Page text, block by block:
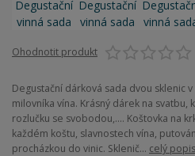
Ohodnotit produkt
Degustační dárková sada dvou sklenic
milovníka vína. Krásný dárek na
rozlučku se svobodou,.... Koštovka na
každém koštu, slavnostech vína,
procházkou do vinic. Sklenič... celý popis